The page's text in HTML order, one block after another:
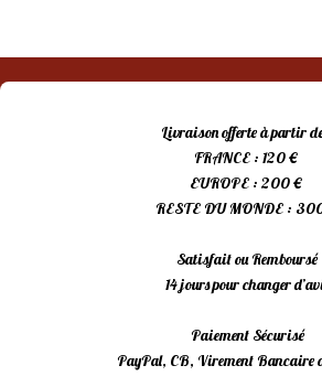
Livraison offerte à partir
FRANCE : 120 €
EUROPE : 200 €
RESTE DU MONDE :
Satisfait ou Remboursé
14 jours pour changer
Paiement Sécurisé
PayPal, CB, Virement Bancaire